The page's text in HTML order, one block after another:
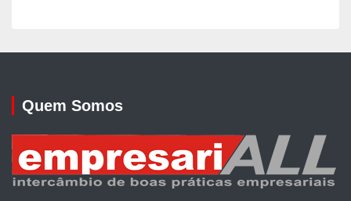
Quem Somos